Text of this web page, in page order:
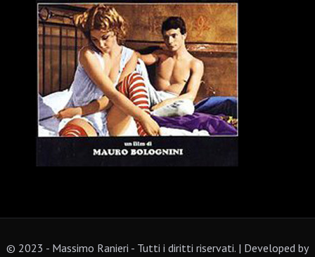
© 2023 - Massimo Ranieri - Tutti i diritti riservati. | Developed by